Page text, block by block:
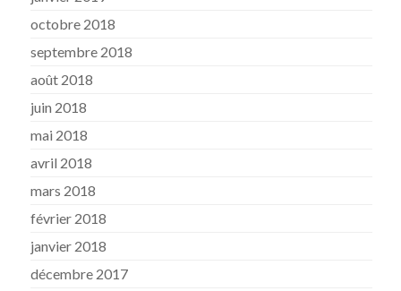
octobre 2018
septembre 2018
août 2018
juin 2018
mai 2018
avril 2018
mars 2018
février 2018
janvier 2018
décembre 2017